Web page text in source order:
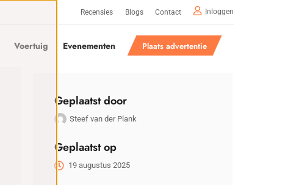
Recensies Blogs Contact Inloggen
Voertuig Evenementen Plaats advertentie
Geplaatst door
Steef van der Plank
Geplaatst op
19 augustus 2025